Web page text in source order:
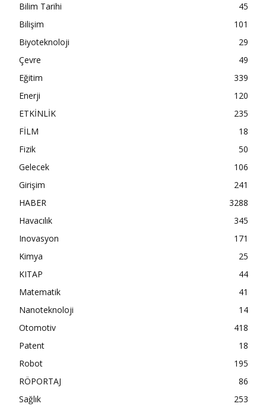
Bilim Tarihi
45
Bilişim
101
Biyoteknoloji
29
Çevre
49
Eğitim
339
Enerji
120
ETKİNLİK
235
FİLM
18
Fizik
50
Gelecek
106
Girişim
241
HABER
3288
Havacılık
345
Inovasyon
171
Kimya
25
KITAP
44
Matematik
41
Nanoteknoloji
14
Otomotiv
418
Patent
18
Robot
195
RÖPORTAJ
86
Sağlık
253